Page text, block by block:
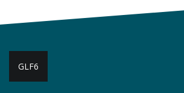
Navigation
de
GLF6